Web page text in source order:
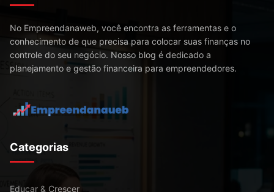
No Empreendanaweb, você encontra as ferramentas e o
conhecimento de que precisa para colocar suas finanças no
controle do seu negócio. Nosso blog é dedicado a
planejamento e gestão financeira para empreendedores.
Categorias
Educar & Crescer